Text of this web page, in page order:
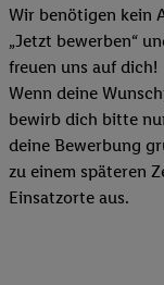
Wir benötigen kein
„Jetzt bewerben“
freuen uns auf dich!
Wenn deine
bewirb dich bitte
deine Bewerbung
zu einem späteren
Einsatzorte aus.